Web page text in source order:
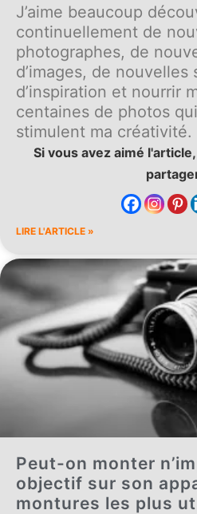
J’aime beaucoup
continuellement de
photographes, de
d’images, de nouvelles
d’inspiration et nourrir
centaines de photos
stimulent ma créativité.
Si vous avez aimé
LIRE L'ARTICLE »
Peut-on monter
objectif sur son
montures les plus